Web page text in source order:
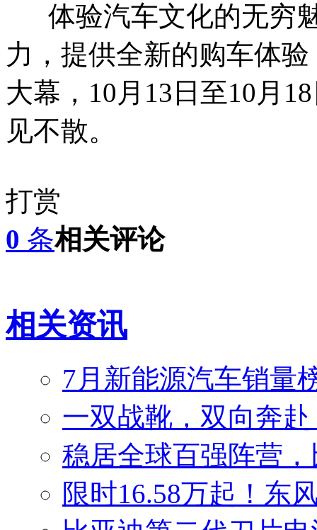
体验汽车文化的无穷
力，提供全新的购车体
大幕，10月13日至10月
见不散。
打赏
0 条相关评论
相关资讯
7月新能源汽车销量
一双战靴，双向奔
稳居全球百强阵营
限时16.58万起！东